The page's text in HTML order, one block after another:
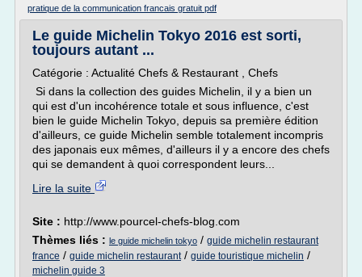
pratique de la communication francais gratuit pdf
Le guide Michelin Tokyo 2016 est sorti,
toujours autant ...
Catégorie : Actualité Chefs & Restaurant , Chefs
Si dans la collection des guides Michelin, il y a bien un
qui est d'un incohérence totale et sous influence, c'est
bien le guide Michelin Tokyo, depuis sa première édition
d'ailleurs, ce guide Michelin semble totalement incompris
des japonais eux mêmes, d'ailleurs il y a encore des chefs
qui se demandent à quoi correspondent leurs...
Lire la suite
Site : http://www.pourcel-chefs-blog.com
Thèmes liés : le guide michelin tokyo / guide michelin restaurant
france / guide michelin restaurant/ guide touristique michelin /
michelin guide 3